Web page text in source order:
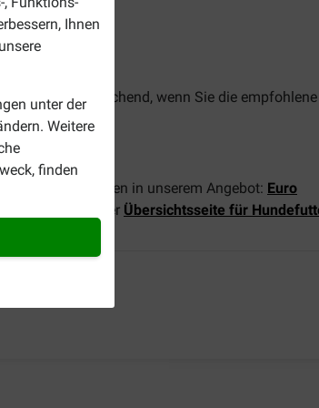
Ihnen
unter der
Weitere
finden
ausreichend, wenn Sie die empfohlene
gut.
Hunderassen in unserem Angebot: Euro
doch auf unserer Übersichtsseite für